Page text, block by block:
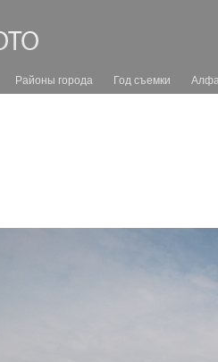
Районы города Год съемки